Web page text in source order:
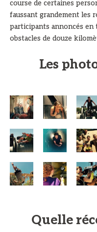
course de certaines
faussant grandement les
participants annoncés en
obstacles de douze
Les
Quelle